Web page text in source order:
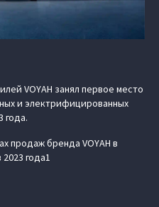
VOYAH занял первое место
и электрифицированных
года.
продаж бренда VOYAH в
года1